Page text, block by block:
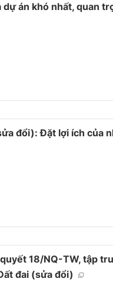
dự án khó nhất, quan
đổi): Đặt lợi ích của
18/NQ-TW, tập
đai (sửa đổi)